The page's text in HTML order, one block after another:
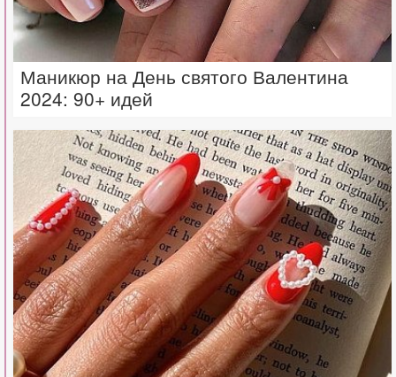
Маникюр на День святого Валентина
2024: 90+ идей